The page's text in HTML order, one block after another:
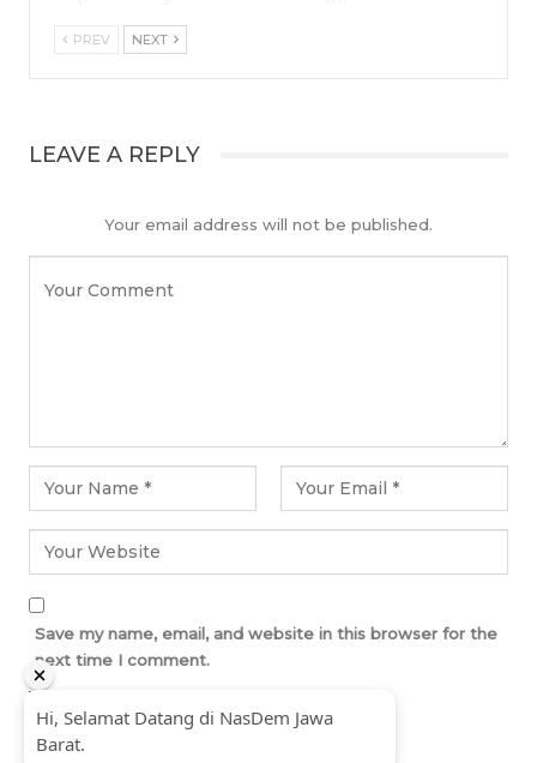
PREV NEXT
LEAVE A REPLY
Your email address will not be published.
Save my name, email, and website in this browser for the
next time I comment.